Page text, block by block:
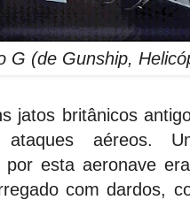
G (de Gunship,
jatos britânicos
aéreos.
por esta aeronave
com dardos,